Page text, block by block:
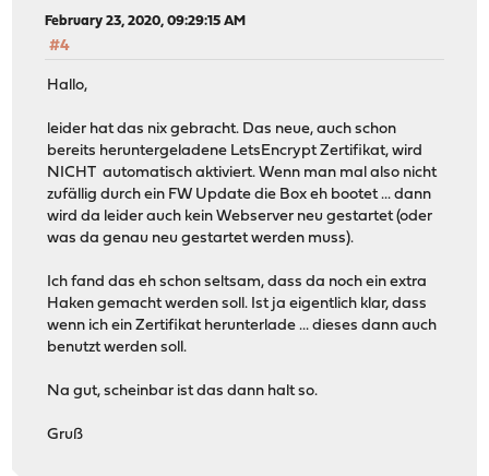
February 23, 2020, 09:29:15 AM
#4
Hallo,
leider hat das nix gebracht. Das neue, auch schon
bereits heruntergeladene LetsEncrypt Zertifikat, wird
NICHT automatisch aktiviert. Wenn man mal also nicht
zufällig durch ein FW Update die Box eh bootet ... dann
wird da leider auch kein Webserver neu gestartet (oder
was da genau neu gestartet werden muss).
Ich fand das eh schon seltsam, dass da noch ein extra
Haken gemacht werden soll. Ist ja eigentlich klar, dass
wenn ich ein Zertifikat herunterlade ... dieses dann auch
benutzt werden soll.
Na gut, scheinbar ist das dann halt so.
Gruß